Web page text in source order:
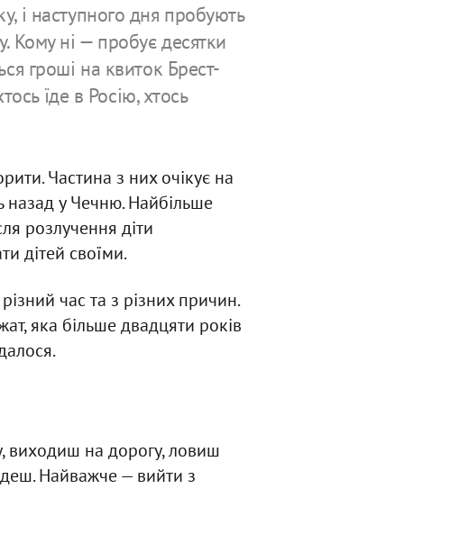
і наступного дня пробують
Кому ні — пробує десятки
гроші на квиток Брест-
їде в Росію, хтось
Частина з них очікує на
назад у Чечню. Найбільше
розлучення діти
дітей своїми.
час та з різних причин.
яка більше двадцяти років
виходиш на дорогу, ловиш
Найважче — вийти з